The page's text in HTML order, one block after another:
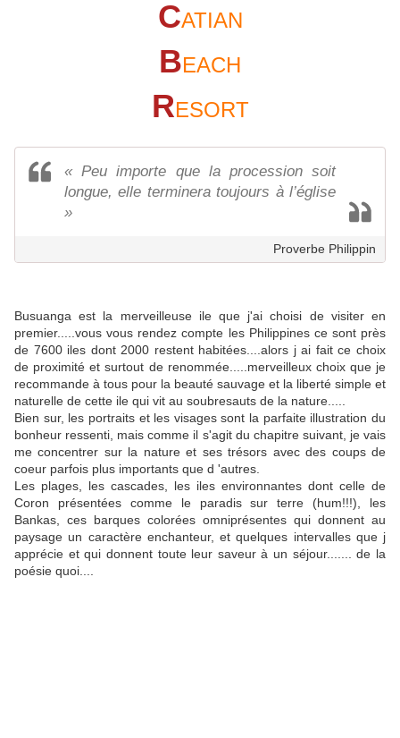
CATIAN
BEACH
RESORT
« Peu importe que la procession soit
longue, elle terminera toujours à l’église
»
Proverbe Philippin
Busuanga est la merveilleuse ile que j'ai choisi de visiter en
premier.....vous vous rendez compte les Philippines ce sont près
de 7600 iles dont 2000 restent habitées....alors j ai fait ce choix
de proximité et surtout de renommée.....merveilleux choix que je
recommande à tous pour la beauté sauvage et la liberté simple et
naturelle de cette ile qui vit au soubresauts de la nature.....
Bien sur, les portraits et les visages sont la parfaite illustration du
bonheur ressenti, mais comme il s'agit du chapitre suivant, je vais
me concentrer sur la nature et ses trésors avec des coups de
coeur parfois plus importants que d 'autres.
Les plages, les cascades, les iles environnantes dont celle de
Coron présentées comme le paradis sur terre (hum!!!), les
Bankas, ces barques colorées omniprésentes qui donnent au
paysage un caractère enchanteur, et quelques intervalles que j
apprécie et qui donnent toute leur saveur à un séjour....... de la
poésie quoi....